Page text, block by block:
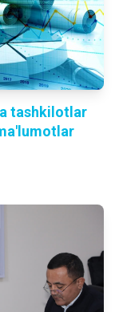
tashkilotlar